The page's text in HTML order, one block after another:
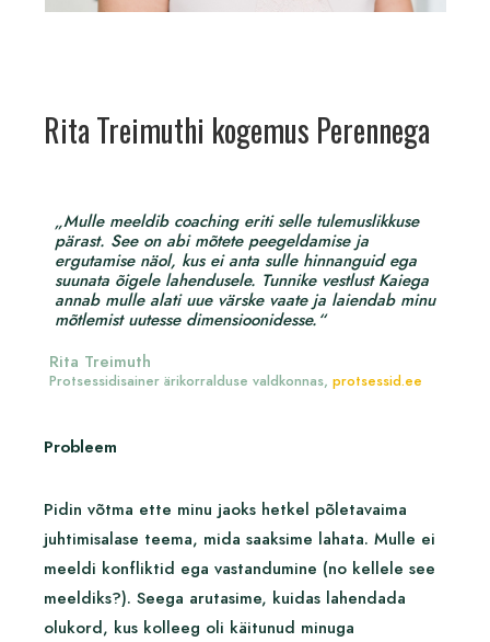
Rita Treimuthi kogemus Perennega
„Mulle meeldib coaching eriti selle tulemuslikkuse
pärast. See on abi mõtete peegeldamise ja
ergutamise näol, kus ei anta sulle hinnanguid ega
suunata õigele lahendusele. Tunnike vestlust Kaiega
annab mulle alati uue värske vaate ja laiendab minu
mõtlemist uutesse dimensioonidesse.“
Rita Treimuth
Protsessidisainer ärikorralduse valdkonnas, protsessid.ee
Probleem
Pidin võtma ette minu jaoks hetkel põletavaima
juhtimisalase teema, mida saaksime lahata. Mulle ei
meeldi konfliktid ega vastandumine (no kellele see
meeldiks?). Seega arutasime, kuidas lahendada
olukord, kus kolleeg oli käitunud minuga